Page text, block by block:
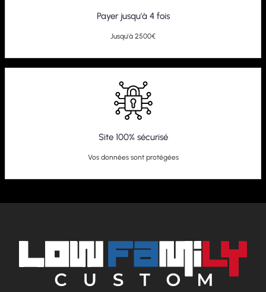
Payer jusqu'à 4 fois
Jusqu'à 2500€
Site 100% sécurisé
Vos données sont protégées